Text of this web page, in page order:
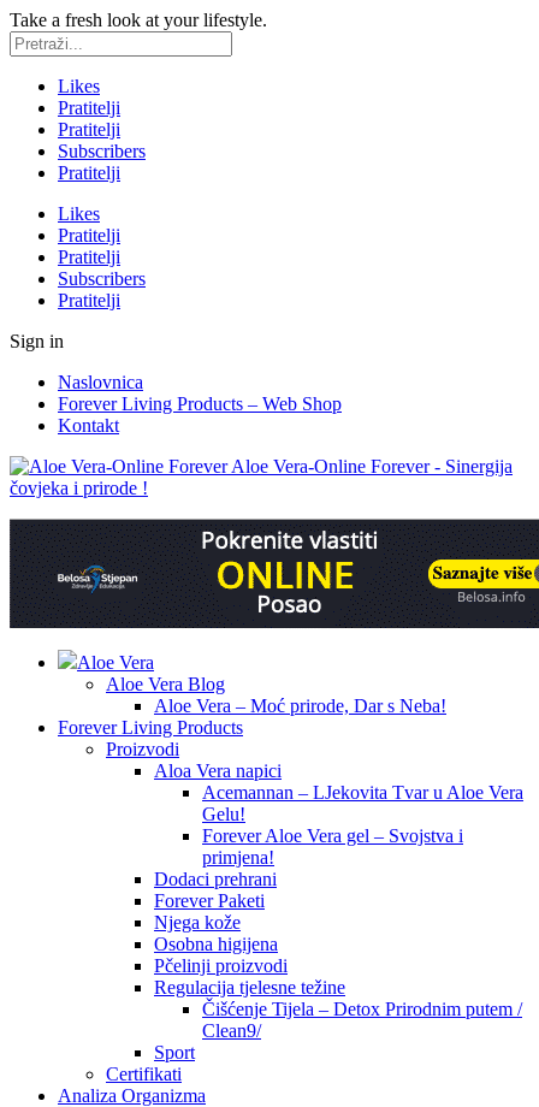
Take a fresh look at your lifestyle.
Likes
Pratitelji
Pratitelji
Subscribers
Pratitelji
Likes
Pratitelji
Pratitelji
Subscribers
Pratitelji
Sign in
Naslovnica
Forever Living Products – Web Shop
Kontakt
Aloe Vera-Online Forever - Sinergija
čovjeka i prirode !
Aloe Vera
Aloe Vera Blog
Aloe Vera – Moć prirode, Dar s Neba!
Forever Living Products
Proizvodi
Aloa Vera napici
Acemannan – LJekovita Tvar u Aloe Vera
Gelu!
Forever Aloe Vera gel – Svojstva i
primjena!
Dodaci prehrani
Forever Paketi
Njega kože
Osobna higijena
Pčelinji proizvodi
Regulacija tjelesne težine
Čišćenje Tijela – Detox Prirodnim putem /
Clean9/
Sport
Certifikati
Analiza Organizma